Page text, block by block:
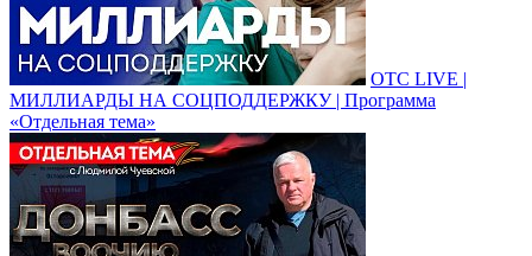
ОТС LIVE |
МИЛЛИАРДЫ НА СОЦПОДДЕРЖКУ | Программа
«Отдельная тема»